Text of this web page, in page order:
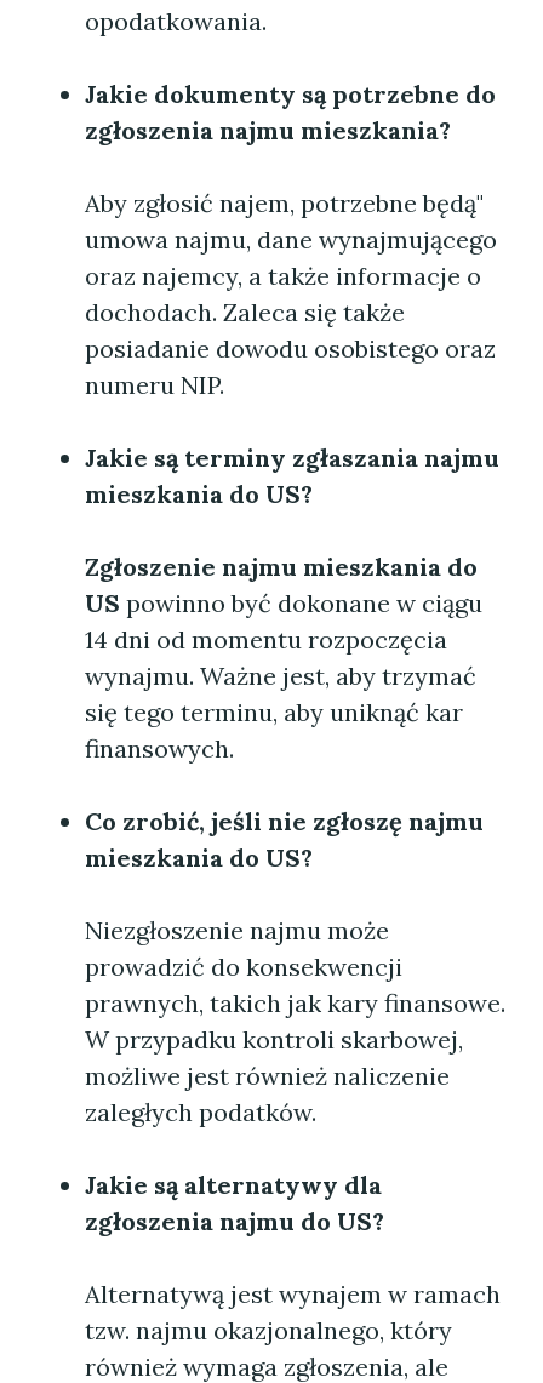
opodatkowania.
Jakie dokumenty są potrzebne do
zgłoszenia najmu mieszkania?
Aby zgłosić najem, potrzebne będą"
umowa najmu, dane wynajmującego
oraz najemcy, a także informacje o
dochodach. Zaleca się także
posiadanie dowodu osobistego oraz
numeru NIP.
Jakie są terminy zgłaszania najmu
mieszkania do US?
Zgłoszenie najmu mieszkania do
US powinno być dokonane w ciągu
14 dni od momentu rozpoczęcia
wynajmu. Ważne jest, aby trzymać
się tego terminu, aby uniknąć kar
finansowych.
Co zrobić, jeśli nie zgłoszę najmu
mieszkania do US?
Niezgłoszenie najmu może
prowadzić do konsekwencji
prawnych, takich jak kary finansowe.
W przypadku kontroli skarbowej,
możliwe jest również naliczenie
zaległych podatków.
Jakie są alternatywy dla
zgłoszenia najmu do US?
Alternatywą jest wynajem w ramach
tzw. najmu okazjonalnego, który
również wymaga zgłoszenia, ale